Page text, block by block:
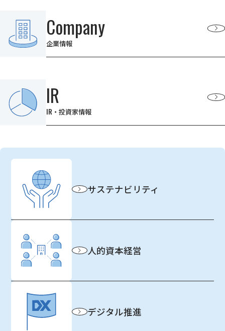
Company
企業情報
IR
IR・投資家情報
サステナビリティ
人的資本経営
デジタル推進